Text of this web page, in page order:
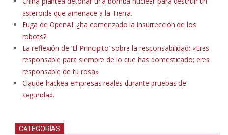
asteroide que amenace a la Tierra.
Fuga de OpenAI: ¿ha comenzado la insurrección de los
robots?
La reflexión de ‘El Principito’ sobre la responsabilidad: «Eres
responsable para siempre de lo que has domesticado; eres
responsable de tu rosa»
Claude hackea empresas reales durante pruebas de
seguridad.
CATEGORÍAS